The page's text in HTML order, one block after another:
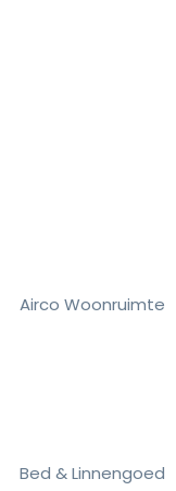
Airco Woonruimte
Bed & Linnengoed